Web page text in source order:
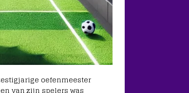
oefenmeester
van zijn spelers was